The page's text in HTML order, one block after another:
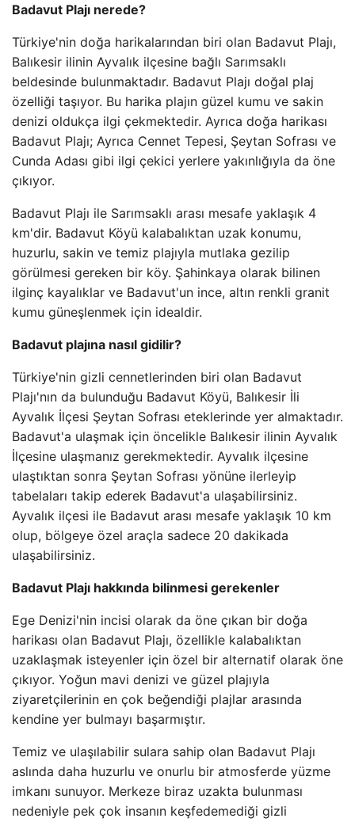
Badavut Plajı nerede?
Türkiye'nin doğa harikalarından biri olan Badavut Plajı,
Balıkesir ilinin Ayvalık ilçesine bağlı Sarımsaklı
beldesinde bulunmaktadır. Badavut Plajı doğal plaj
özelliği taşıyor. Bu harika plajın güzel kumu ve sakin
denizi oldukça ilgi çekmektedir. Ayrıca doğa harikası
Badavut Plajı; Ayrıca Cennet Tepesi, Şeytan Sofrası ve
Cunda Adası gibi ilgi çekici yerlere yakınlığıyla da öne
çıkıyor.
Badavut Plajı ile Sarımsaklı arası mesafe yaklaşık 4
km'dir. Badavut Köyü kalabalıktan uzak konumu,
huzurlu, sakin ve temiz plajıyla mutlaka gezilip
görülmesi gereken bir köy. Şahinkaya olarak bilinen
ilginç kayalıklar ve Badavut'un ince, altın renkli granit
kumu güneşlenmek için idealdir.
Badavut plajına nasıl gidilir?
Türkiye'nin gizli cennetlerinden biri olan Badavut
Plajı'nın da bulunduğu Badavut Köyü, Balıkesir İli
Ayvalık İlçesi Şeytan Sofrası eteklerinde yer almaktadır.
Badavut'a ulaşmak için öncelikle Balıkesir ilinin Ayvalık
İlçesine ulaşmanız gerekmektedir. Ayvalık ilçesine
ulaştıktan sonra Şeytan Sofrası yönüne ilerleyip
tabelaları takip ederek Badavut'a ulaşabilirsiniz.
Ayvalık ilçesi ile Badavut arası mesafe yaklaşık 10 km
olup, bölgeye özel araçla sadece 20 dakikada
ulaşabilirsiniz.
Badavut Plajı hakkında bilinmesi gerekenler
Ege Denizi'nin incisi olarak da öne çıkan bir doğa
harikası olan Badavut Plajı, özellikle kalabalıktan
uzaklaşmak isteyenler için özel bir alternatif olarak öne
çıkıyor. Yoğun mavi denizi ve güzel plajıyla
ziyaretçilerinin en çok beğendiği plajlar arasında
kendine yer bulmayı başarmıştır.
Temiz ve ulaşılabilir sulara sahip olan Badavut Plajı
aslında daha huzurlu ve onurlu bir atmosferde yüzme
imkanı sunuyor. Merkeze biraz uzakta bulunması
nedeniyle pek çok insanın keşfedemediği gizli